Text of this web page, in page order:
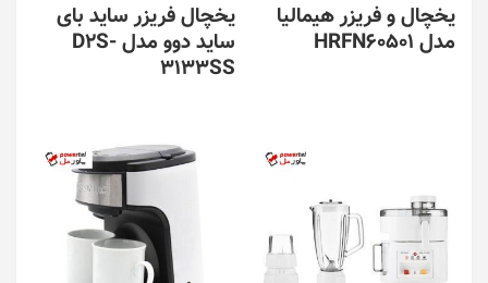
یخچال و فریزر هیمالیا
مدل HRFN60501
یخچال فریزر ساید بای
ساید دوو مدل D2S-
3133SS